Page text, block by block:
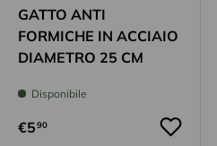
GATTO ANTI
FORMICHE IN ACCIAIO
DIAMETRO 25 CM
Disponibile
€590